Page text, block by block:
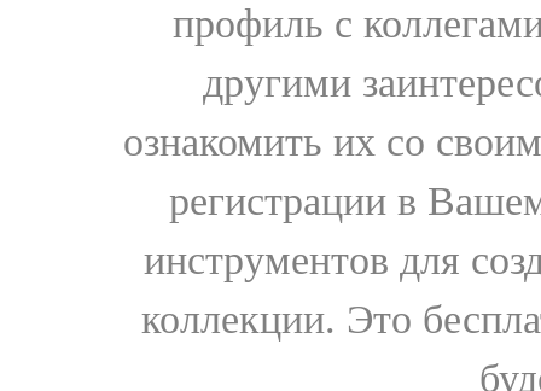
профиль с
другими
ознакомить их со
регистрации в
инструментов для
коллекции. Это